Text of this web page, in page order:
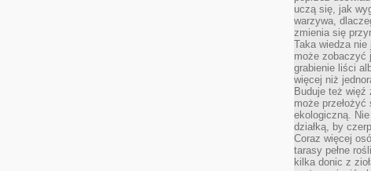
uczą się, jak
warzywa,
zmienia się
Taka wiedza
może zobaczyć
grabienie liści
więcej niż
Buduje też więź
może
ekologiczną.
działką, by
Coraz więcej
tarasy pełne
kilka donic z